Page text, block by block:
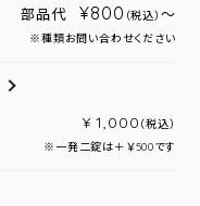
部品代 ¥800 （税込） ～
※種類お問い合わせください
¥ 1,000 （税込）
※一発二錠は＋￥500です